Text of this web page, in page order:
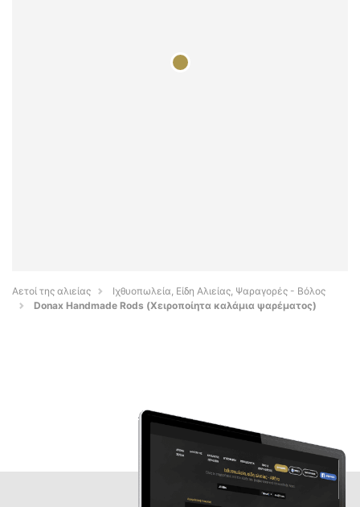
Αετοί της αλιείας
Ιχθυοπωλεία, Είδη Αλιείας, Ψαραγορές - Βόλος
Donax Handmade Rods (Χειροποίητα καλάμια ψαρέματος)